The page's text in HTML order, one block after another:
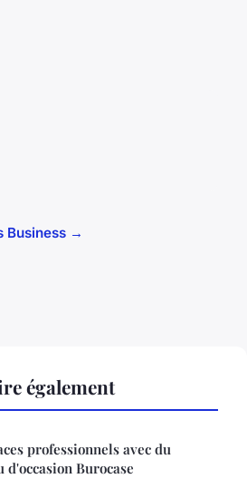
Business →
également
professionnels avec du
Burocase